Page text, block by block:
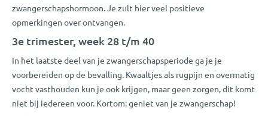
zwangerschapshormoon. Je zult hier veel positieve
opmerkingen over ontvangen.
3e trimester, week 28 t/m 40
In het laatste deel van je zwangerschapsperiode ga je je
voorbereiden op de bevalling. Kwaaltjes als rugpijn en overmatig
vocht vasthouden kun je ook krijgen, maar geen zorgen, dit komt
niet bij iedereen voor. Kortom: geniet van je zwangerschap!